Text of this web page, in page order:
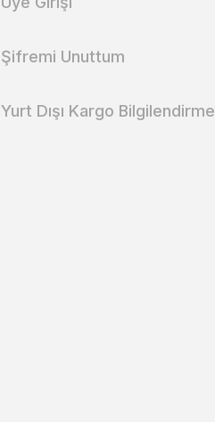
Şifremi Unuttum
Yurt Dışı Kargo Bilgilendirme